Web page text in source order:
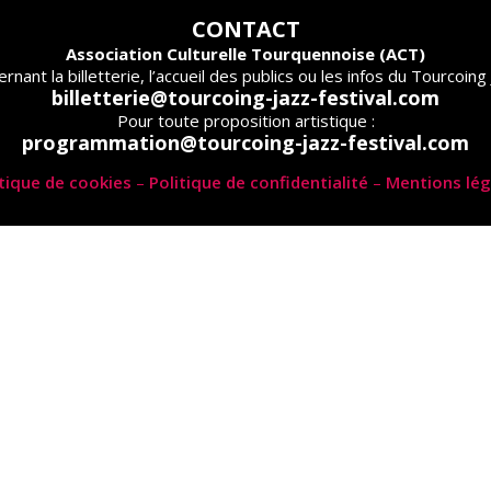
CONTACT
Association Culturelle Tourquennoise (ACT)
la billetterie, l’accueil des publics ou les infos du Tourcoing
billetterie@tourcoing-jazz-festival.com
Pour toute proposition artistique :
programmation@tourcoing-jazz-festival.com
de cookies – Politique de confidentialité – Mentions